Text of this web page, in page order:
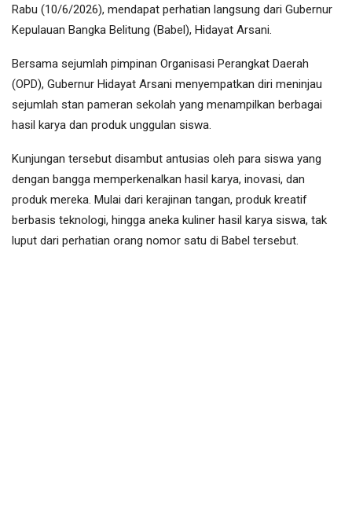
Rabu (10/6/2026), mendapat perhatian langsung dari Gubernur
Kepulauan Bangka Belitung (Babel), Hidayat Arsani.
Bersama sejumlah pimpinan Organisasi Perangkat Daerah
(OPD), Gubernur Hidayat Arsani menyempatkan diri meninjau
sejumlah stan pameran sekolah yang menampilkan berbagai
hasil karya dan produk unggulan siswa.
Kunjungan tersebut disambut antusias oleh para siswa yang
dengan bangga memperkenalkan hasil karya, inovasi, dan
produk mereka. Mulai dari kerajinan tangan, produk kreatif
berbasis teknologi, hingga aneka kuliner hasil karya siswa, tak
luput dari perhatian orang nomor satu di Babel tersebut.